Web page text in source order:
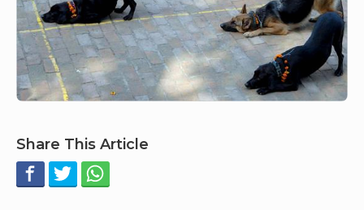
Share This Article